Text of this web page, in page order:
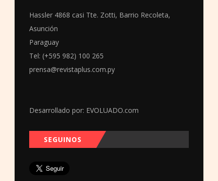
Hassler 4868 casi Tte. Zotti, Barrio Recoleta,
Asunción
Paraguay
Tel: (+595 982) 100 265
prensa@revistaplus.com.py
Desarrollado por: EVOLUADO.com
SEGUINOS